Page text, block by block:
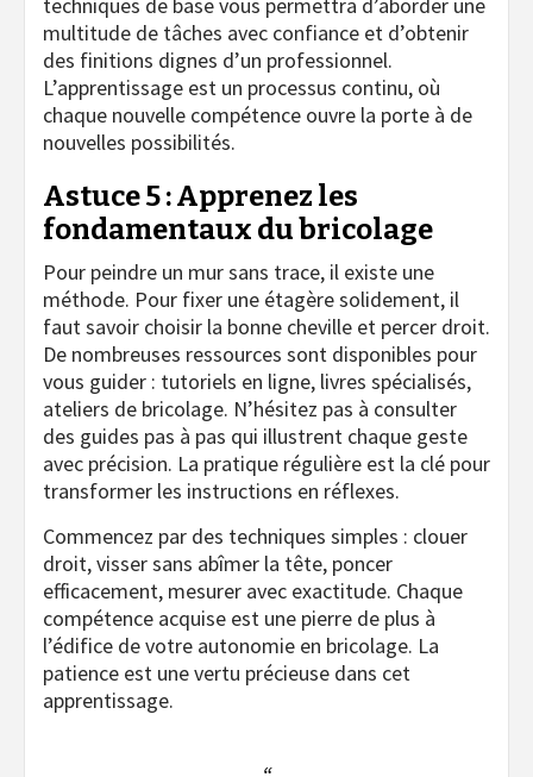
multitude de tâches avec confiance et d’obtenir
des finitions dignes d’un professionnel.
L’apprentissage est un processus continu, où
chaque nouvelle compétence ouvre la porte à de
nouvelles possibilités.
Astuce 5 : Apprenez les
fondamentaux du bricolage
Pour peindre un mur sans trace, il existe une
méthode. Pour fixer une étagère solidement, il
faut savoir choisir la bonne cheville et percer droit.
De nombreuses ressources sont disponibles pour
vous guider : tutoriels en ligne, livres spécialisés,
ateliers de bricolage. N’hésitez pas à consulter
des guides pas à pas qui illustrent chaque geste
avec précision. La pratique régulière est la clé pour
transformer les instructions en réflexes.
Commencez par des techniques simples : clouer
droit, visser sans abîmer la tête, poncer
efficacement, mesurer avec exactitude. Chaque
compétence acquise est une pierre de plus à
l’édifice de votre autonomie en bricolage. La
patience est une vertu précieuse dans cet
apprentissage.